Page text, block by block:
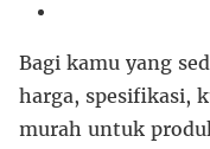
Bagi kamu yang
harga, spesifikasi,
murah untuk